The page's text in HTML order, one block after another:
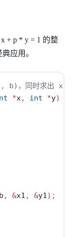
+ p * y = 1 的整
应用。
b)，同时求出
*x , int *y)
, &x1 , &y1 );